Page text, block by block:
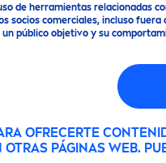
de herramientas relacionadas
socios comerciales, incluso
un público objetivo y su
OFRECERTE
PÁGINAS WEB.
Aquí encontrarás